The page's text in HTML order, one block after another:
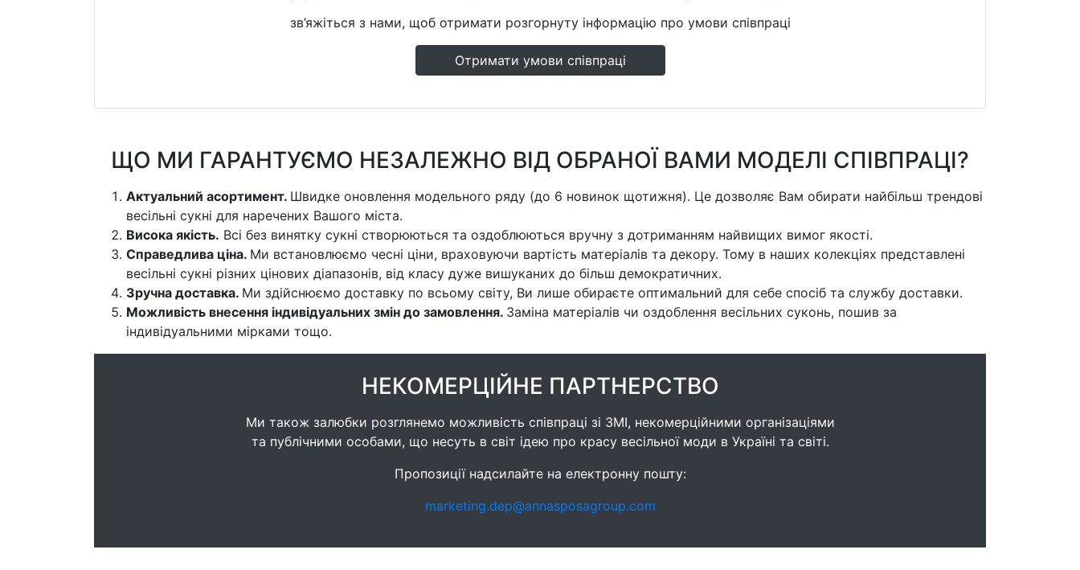
зв’яжіться з нами, щоб отримати розгорнуту інформацію про умови співпраці
Отримати умови співпраці
ЩО МИ ГАРАНТУЄМО НЕЗАЛЕЖНО ВІД ОБРАНОЇ ВАМИ МОДЕЛІ СПІВПРАЦІ?
Актуальний асортимент. Швидке оновлення модельного ряду (до 6 новинок щотижня). Це дозволяє Вам обирати найбільш трендові
весільні сукні для наречених Вашого міста.
Висока якість. Всі без винятку сукні створюються та оздоблюються вручну з дотриманням найвищих вимог якості.
Справедлива ціна. Ми встановлюємо чесні ціни, враховуючи вартість матеріалів та декору. Тому в наших колекціях представлені
весільні сукні різних цінових діапазонів, від класу дуже вишуканих до більш демократичних.
Зручна доставка. Ми здійснюємо доставку по всьому світу, Ви лише обираєте оптимальний для себе спосіб та службу доставки.
Можливість внесення індивідуальних змін до замовлення. Заміна матеріалів чи оздоблення весільних суконь, пошив за
індивідуальними мірками тощо.
НЕКОМЕРЦІЙНЕ ПАРТНЕРСТВО
Ми також залюбки розглянемо можливість співпраці зі ЗМІ, некомерційними організаціями
та публічними особами, що несуть в світ ідею про красу весільної моди в Україні та світі.
Пропозиції надсилайте на електронну пошту:
marketing.dep@annasposagroup.com